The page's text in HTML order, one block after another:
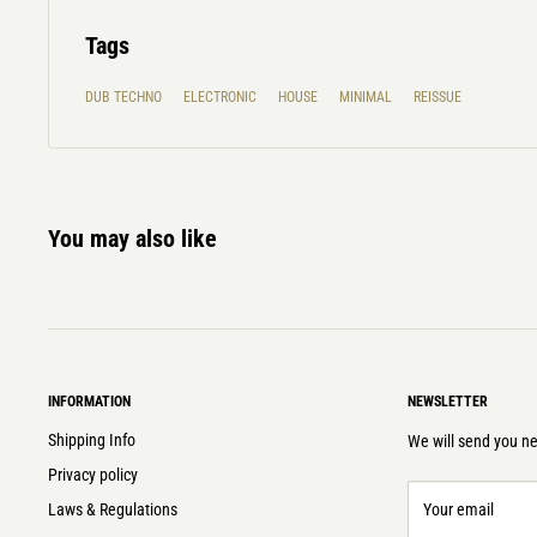
Tags
DUB TECHNO ELECTRONIC HOUSE MINIMAL REISSUE
You may also like
INFORMATION
Shipping Info
Privacy policy
Laws & Regulations
NEWSLETTER
We will send you
Your email